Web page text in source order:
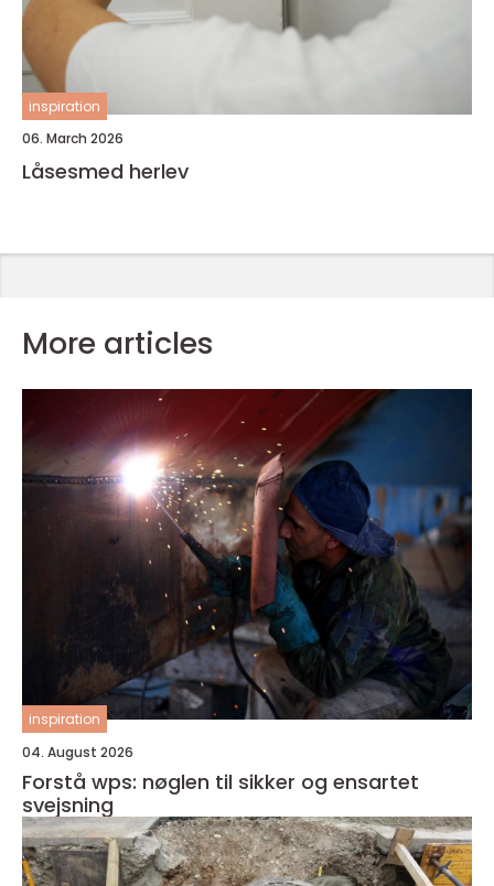
inspiration
06. March 2026
Låsesmed herlev
More articles
inspiration
04. August 2026
Forstå wps: nøglen til sikker og ensartet
svejsning